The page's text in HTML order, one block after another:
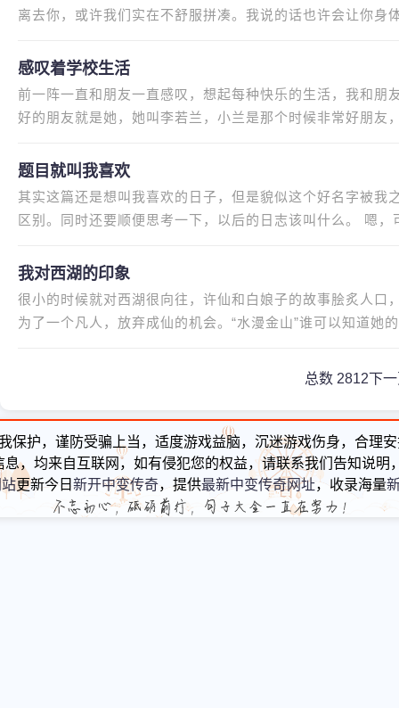
离去你，或许我们实在不舒服拼凑。我说的话也许会让你
感叹着学校生活
前一阵一直和朋友一直感叹，想起每种快乐的生活，我和
好的朋友就是她，她叫李若兰，小兰是那个时候非常好朋友
题目就叫我喜欢
其实这篇还是想叫我喜欢的日子，但是貌似这个好名字被
区别。同时还要顺便思考一下，以后的日志该叫什么。 嗯
我对西湖的印象
很小的时候就对西湖很向往，许仙和白娘子的故事脍炙人口
为了一个凡人，放弃成仙的机会。“水漫金山”谁可以知道她
总数 2812下
保护，谨防受骗上当，适度游戏益脑，沉迷游戏伤身，合理
，均来自互联网，如有侵犯您的权益，请联系我们告知说明
更新今日 新开中变传奇，提供最新中变传奇网址，收录海量